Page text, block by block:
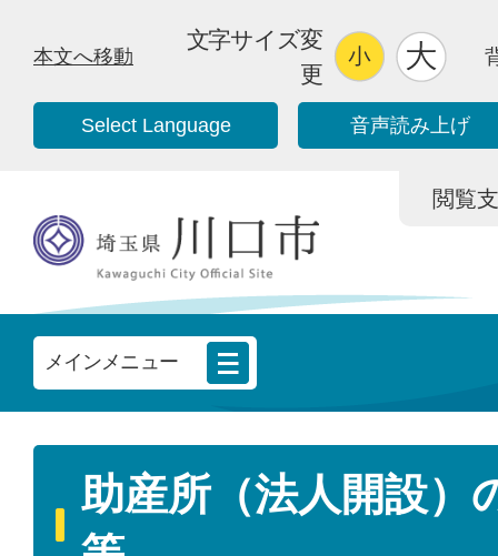
本文へ移動
文字サイズ変
更
Select Language 音声読み上げ
閲覧
メインメニュー
助産所（法人開設）